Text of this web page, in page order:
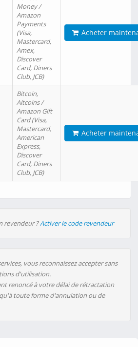
Money /
Amazon
Payments
(Visa,
Mastercard,
Amex,
Discover
Card, Diners
Club, JCB)
Acheter
Bitcoin,
Altcoins /
Amazon Gift
Card (Visa,
Mastercard,
American
Express,
Discover
Card, Diners
Club, JCB)
Acheter
revendeur ?Activer le code revendeur
vous reconnaissez accepter sans
d'utilisation.
renoncé à votre délai de rétractation
toute forme d'annulation ou de